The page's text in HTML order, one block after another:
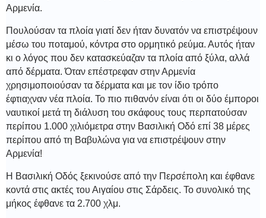
Αρμενία.
Πουλούσαν τα πλοία γιατί δεν ήταν δυνατόν να επιστρέψουν
μέσω του ποταμού, κόντρα στο ορμητικό ρεύμα. Αυτός ήταν
κι ο λόγος που δεν κατασκεύαζαν τα πλοία από ξύλα, αλλά
από δέρματα. Όταν επέστρεφαν στην Αρμενία
χρησιμοποιούσαν τα δέρματα και με τον ίδιο τρόπο
έφτιαχναν νέα πλοία. Το πιο πιθανόν είναι ότι οι δύο έμποροι
ναυτικοί μετά τη διάλυση του σκάφους τους περπατούσαν
περίπου 1.000 χιλιόμετρα στην Βασιλική Οδό επί 38 μέρες
περίπου από τη Βαβυλώνα για να επιστρέψουν στην
Αρμενία!
Η Βασιλική Οδός ξεκινούσε από την Περσέπολη και έφθανε
κοντά στις ακτές του Αιγαίου στις Σάρδεις. Το συνολικό της
μήκος έφθανε τα 2.700 χλμ.